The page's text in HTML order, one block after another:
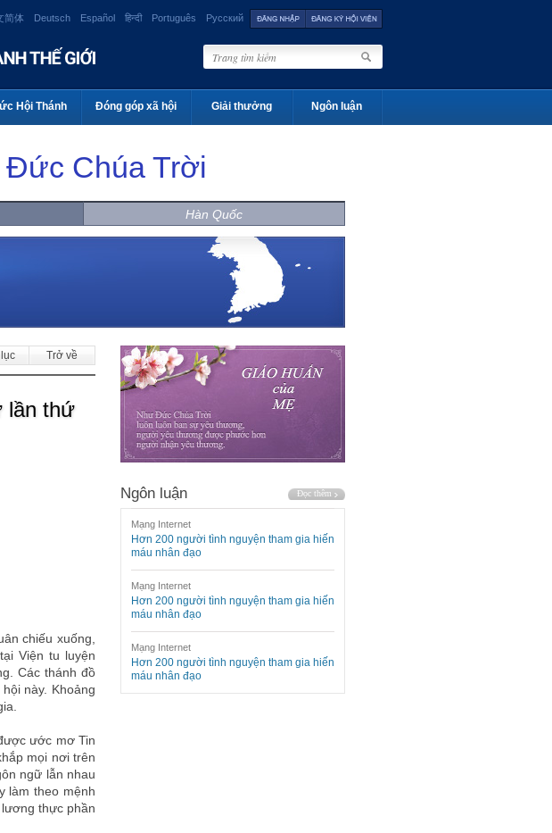
简体 Deutsch Español हिन्दी Português Русский
Hội Thánh Đóng góp xã hội Giải thưởng Ngôn luận
Đức Chúa Trời
Hàn Quốc
Trở về
lần thứ
chiếu xuống,
Viện tu luyện
Các thánh đồ
này. Khoảng
ước mơ Tin
mọi nơi trên
ngữ lẫn nhau
làm theo mệnh
thực phần
Ngôn luận
Mạng Internet
Hơn 200 người tình nguyện tham gia hiến
máu nhân đạo
Mạng Internet
Hơn 200 người tình nguyện tham gia hiến
máu nhân đạo
Mạng Internet
Hơn 200 người tình nguyện tham gia hiến
máu nhân đạo